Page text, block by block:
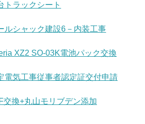
トラックシート
ルシャック建設6－内装工事
XZ2 SO-03K電池パック交換
電気工事従事者認定証交付申請
交換+丸山モリブデン添加